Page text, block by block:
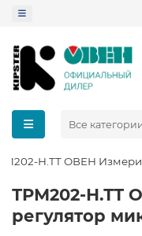
Все
Н.ТТ ОВЕН
ТРМ202-Н.ТТ
регулятор